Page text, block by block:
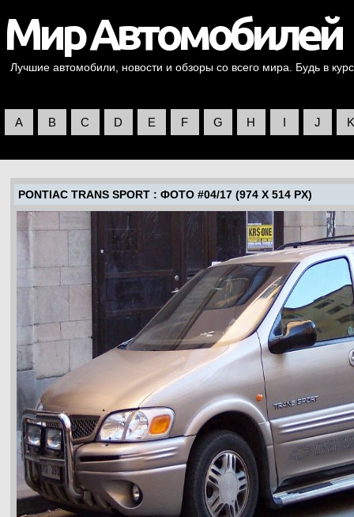
Лучшие автомобили, новости и обзоры со всего мира. Будь в
A B C D E F G H I J K
PONTIAC TRANS SPORT : ФОТО #04/17 (974 X 514 PX)